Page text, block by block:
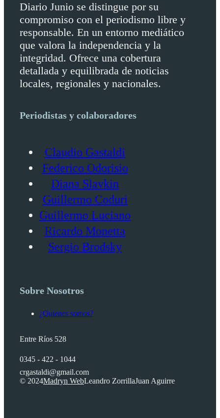
Diario Junio se distingue por su
compromiso con el periodismo libre y
responsable. En un entorno mediático
que valora la independencia y la
integridad. Ofrece una cobertura
detallada y equilibrada de noticias
locales, regionales y nacionales.
Periodistas y colaboradores
Claudio Gastaldi
Federico Odorisio
Diana Slavkin
Guillermo Coduri
Guillermo Luciano
Ricardo Monetta
Sergio Brodsky
Sobre Nosotros
¿Quienes somos?
Entre Ríos 528
0345 - 422 - 1044
crgastaldi@gmail.com
© 2024Madryn WebLeandro ZorrillaJuan Aguirre